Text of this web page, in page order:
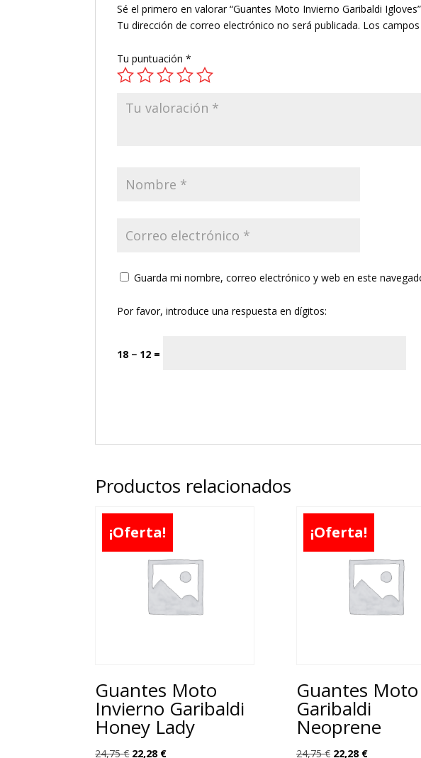
Sé el primero en valorar “Guantes Moto Invierno Garibaldi Igloves”
Tu dirección de correo electrónico no será publicada. Los
Tu puntuación*
Guarda mi nombre, correo electrónico y web en este
Por favor, introduce una respuesta en dígitos:
18 − 12 =
Productos relacionados
¡Oferta!
Guantes Moto
Invierno Garibaldi
Honey Lady
24,75€ El
22,28 €El
¡Oferta!
Guantes Moto
Garibaldi
Neoprene
24,75€ El
22,28 €El